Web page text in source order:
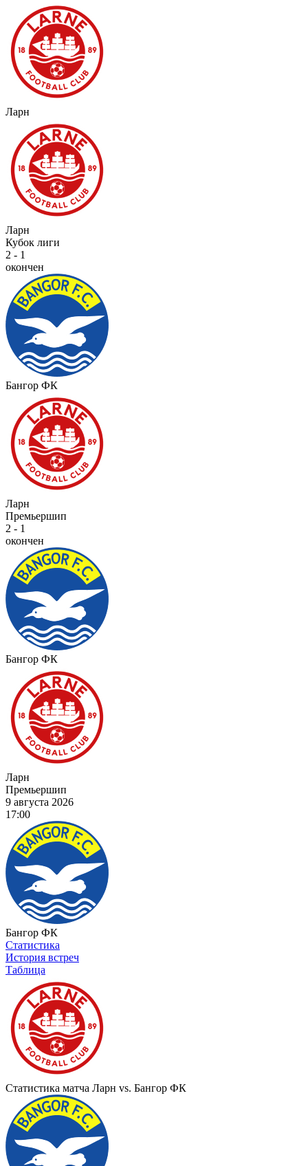
Ларн
Ларн
Кубок лиги
2 - 1
окончен
Бангор ФК
Ларн
Премьершип
2 - 1
окончен
Бангор ФК
Ларн
Премьершип
9 августа 2026
17:00
Бангор ФК
Статистика
История встреч
Таблица
Статистика матча Ларн vs. Бангор ФК